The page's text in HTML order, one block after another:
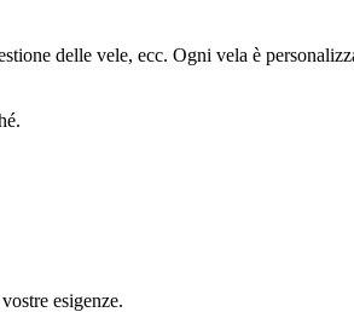
delle vele, ecc. Ogni vela è
esigenze.